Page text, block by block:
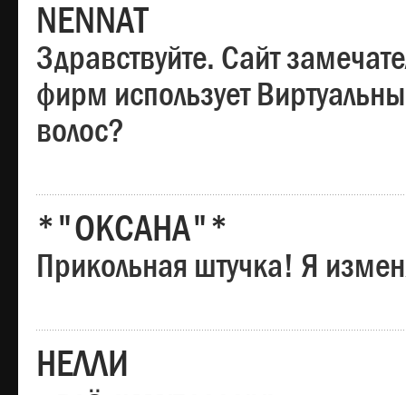
NENNAT
Здравствуйте. Сайт
фирм использует
волос?
*"ОКСАНА"*
Прикольная штучка! Я
НЕЛЛИ